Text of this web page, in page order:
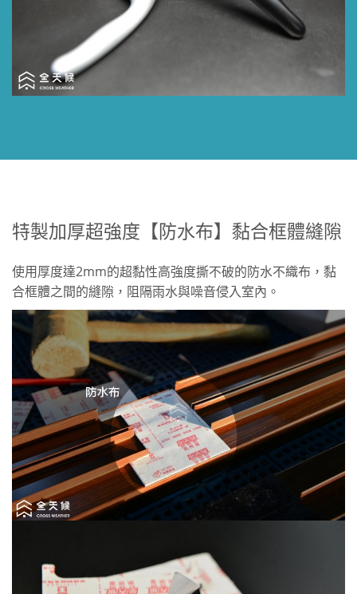
特製加厚超強度【防水布】黏合框體縫隙
使用厚度達2mm的超黏性高強度撕不破的防水不織布，黏
合框體之間的縫隙，阻隔雨水與噪音侵入室內。